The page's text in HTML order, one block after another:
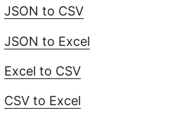
JSON to CSV
JSON to Excel
Excel to CSV
CSV to Excel